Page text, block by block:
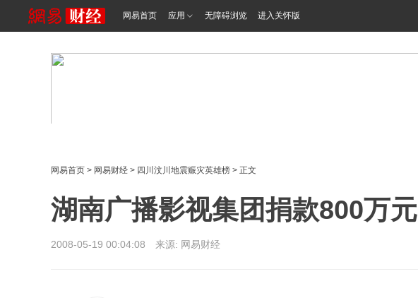
网易首页 应用 无障碍浏览 进入关怀版
网易首页 > 网易财经 > 四川汶川地震赈灾英雄榜 > 正文
湖南广播影视集团捐款800万元
2008-05-19 00:04:08 来源: 网易财经